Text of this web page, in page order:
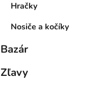
Hračky
Nosiče a kočíky
Bazár
Zľavy